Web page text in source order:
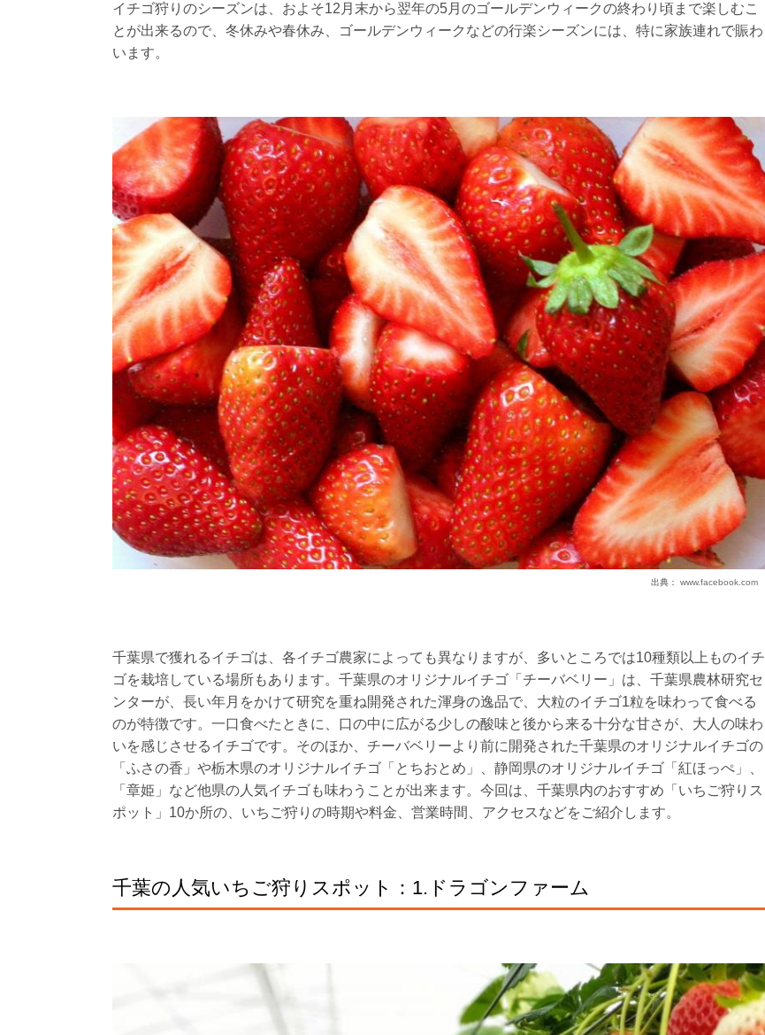
イチゴ狩りのシーズンは、およそ12月末から翌年の5月のゴールデンウィークの終わり頃まで楽しむこ
とが出来るので、冬休みや春休み、ゴールデンウィークなどの行楽シーズンには、特に家族連れで賑わ
います。
出典： www.facebook.com
千葉県で獲れるイチゴは、各イチゴ農家によっても異なりますが、多いところでは10種類以上ものイチ
ゴを栽培している場所もあります。千葉県のオリジナルイチゴ「チーバベリー」は、千葉県農林研究セ
ンターが、長い年月をかけて研究を重ね開発された渾身の逸品で、大粒のイチゴ1粒を味わって食べる
のが特徴です。一口食べたときに、口の中に広がる少しの酸味と後から来る十分な甘さが、大人の味わ
いを感じさせるイチゴです。そのほか、チーバベリーより前に開発された千葉県のオリジナルイチゴの
「ふさの香」や栃木県のオリジナルイチゴ「とちおとめ」、静岡県のオリジナルイチゴ「紅ほっぺ」、
「章姫」など他県の人気イチゴも味わうことが出来ます。今回は、千葉県内のおすすめ「いちご狩りス
ポット」10か所の、いちご狩りの時期や料金、営業時間、アクセスなどをご紹介します。
千葉の人気いちご狩りスポット：1.ドラゴンファーム